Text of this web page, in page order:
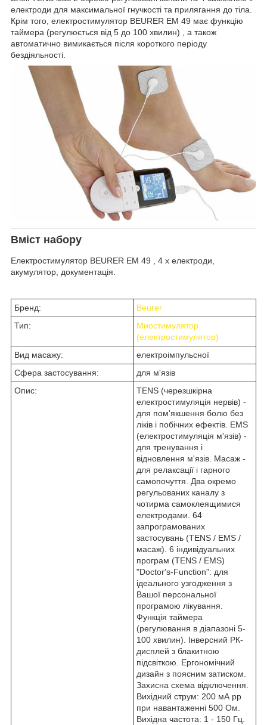
електроди для максимальної гнучкості та прилягання до тіла.
Крім того, електростимулятор BEURER EM 49 має функцію
таймера (регулюється від 5 до 100 хвилин) , а також
автоматично вимикається після короткого періоду
бездіяльності.
Вміст набору
Електростимулятор BEURER EM 49 , 4 х електроди,
акумулятор, документація.
Бренд:
Beurer
Тип:
Миостимулятор
(електростимулятор)
Вид масажу:
електроімпульсної
Сфера застосування:
для м'язів
Опис:
TENS (черезшкірна
електростимуляція нервів) -
для пом'якшення болю без
ліків і побічних ефектів. EMS
(електростимуляція м'язів) -
для тренування і
відновлення м'язів. Масаж -
для релаксації і гарного
самопочуття. Два окремо
регульованих каналу з
чотирма самоклеящимися
електродами. 64
запрограмованих
застосувань (TENS / EMS /
масаж). 6 індивідуальних
програм (TENS / EMS)
"Doctor's-Function": для
ідеального узгодження з
Вашої персональної
програмою лікування.
Функція таймера
(регулювання в діапазоні 5-
100 хвилин). Інверсний РК-
дисплей з блакитною
підсвіткою. Ергономічний
дизайн з поясним затиском.
Захисна схема відключення.
Вихідний струм: 200 мА pp
при навантаженні 500 Ом.
Вихідна частота: 1 - 150 Гц.